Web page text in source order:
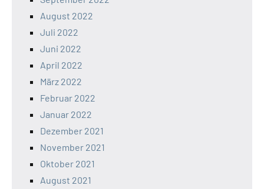
August 2022
Juli 2022
Juni 2022
April 2022
März 2022
Februar 2022
Januar 2022
Dezember 2021
November 2021
Oktober 2021
August 2021